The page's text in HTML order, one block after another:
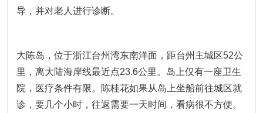
导，并对老人进行诊断。
大陈岛，位于浙江台州湾东南洋面，距台州主城区52公
里，离大陆海岸线最近点23.6公里。岛上仅有一座卫生
院，医疗条件有限。陈桂花如果从岛上坐船前往城区就
诊，要几个小时，往返需要一天时间，看病很不方便。